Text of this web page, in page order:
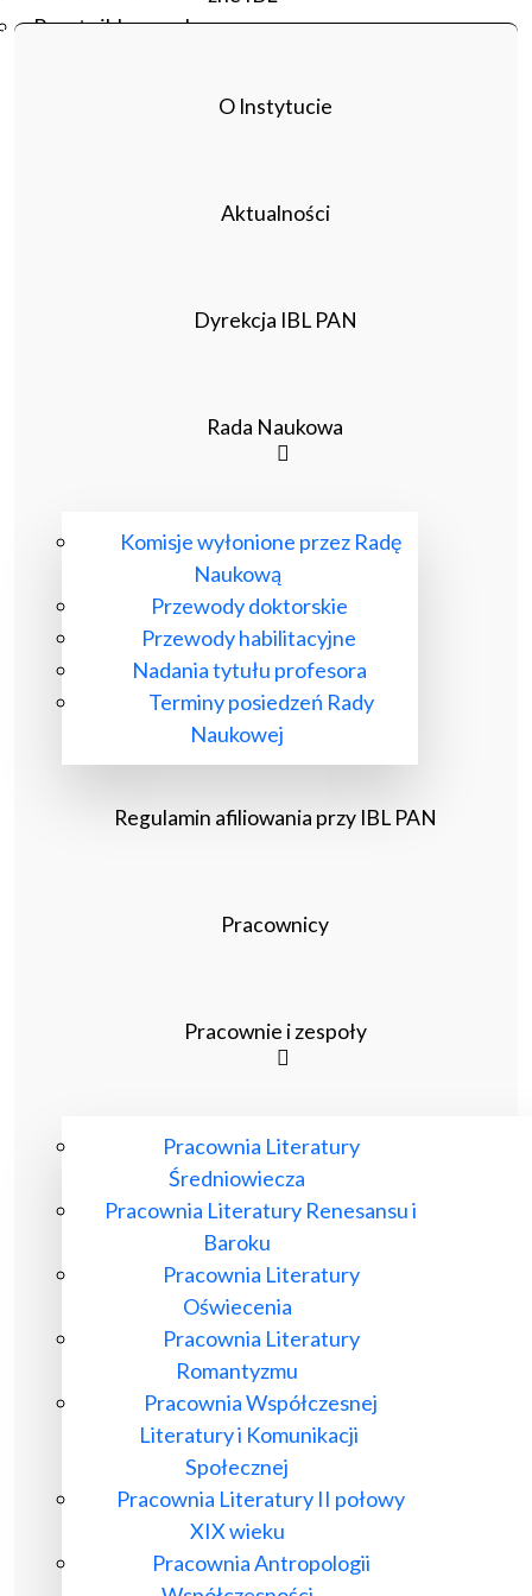
Poczta ibl.waw.pl
O Instytucie
Aktualności
Dyrekcja IBL PAN
Rada Naukowa
Komisje wyłonione przez Radę
Naukową
Przewody doktorskie
Przewody habilitacyjne
Nadania tytułu profesora
Terminy posiedzeń Rady
Naukowej
Regulamin afiliowania przy IBL PAN
Pracownicy
Pracownie i zespoły
Pracownia Literatury
Średniowiecza
Pracownia Literatury Renesansu i
Baroku
Pracownia Literatury
Oświecenia
Pracownia Literatury
Romantyzmu
Pracownia Współczesnej
Literatury i Komunikacji
Społecznej
Pracownia Literatury II połowy
XIX wieku
Pracownia Antropologii